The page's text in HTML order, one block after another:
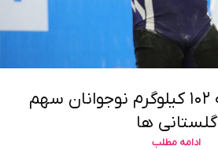
سه طلای دسته ۱۰۲ کیلوگرم نوجوانان سهم
گلستانی ها
ادامه مطلب